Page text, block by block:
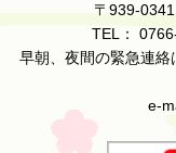
〒939-
TEL：
早朝、夜間の緊急連
e-